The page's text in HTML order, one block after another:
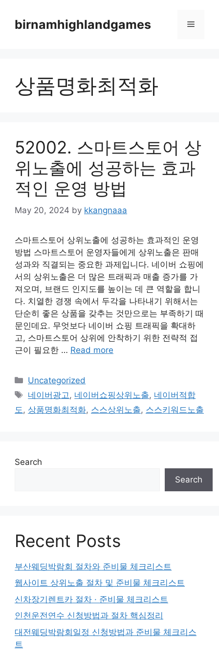
contentbirnamhighlandgames Menu
상품명화최적화
52002. 스마트스토어 상
위노출에 성공하는 효과
적인 운영 방법
May 20, 2024 by kkangnaaa
스마트스토어 상위노출에 성공하는 효과적인 운영
방법 스마트스토어 운영자들에게 상위노출은 판매
성과와 직결되는 중요한 과제입니다. 네이버 쇼핑에
서의 상위노출은 더 많은 트래픽과 매출 증가를 가
져오며, 브랜드 인지도를 높이는 데 큰 역할을 합니
다. 치열한 경쟁 속에서 두각을 나타내기 위해서는
단순히 좋은 상품을 갖추는 것만으로는 부족하기 때
문인데요. 무엇보다 네이버 쇼핑 트래픽을 확대하
고, 스마트스토어 상위에 안착하기 위한 전략적 접
근이 필요한 … Read more
Categories
Uncategorized
Tags
네이버광고 , 네이버쇼핑상위노출, 네이버적합
도 , 상품명화최적화, 스스상위노출, 스스키워드노출
Search
Search
Recent Posts
부산웨딩박람회 절차와 준비물 체크리스트
웹사이트 상위노출 절차 및 준비물 체크리스트
신차장기렌트카 절차 · 준비물 체크리스트
인천운전연수 신청방법과 절차 핵심정리
대전웨딩박람회일정 신청방법과 준비물 체크리스
트